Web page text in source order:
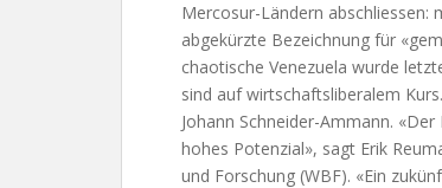
Mercosur-Ländern abschliessen:
abgekürzte Bezeichnung für
chaotische Venezuela wurde
sind auf wirtschaftsliberalem
Johann Schneider-Ammann.
hohes Potenzial», sagt Erik
und Forschung (WBF). «Ein